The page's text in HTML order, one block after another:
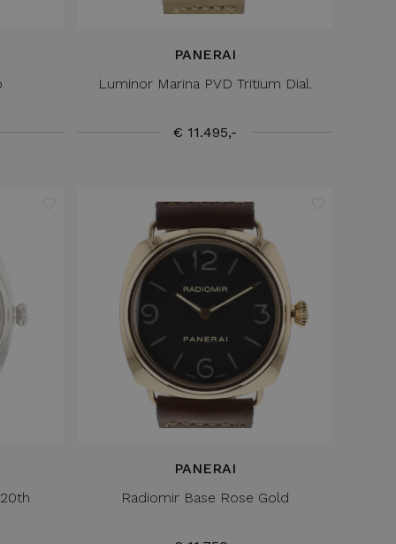
PANERAI
Luminor Marina PVD Tritium Dial.
€ 11.495,-
PANERAI
Radiomir Base Rose Gold